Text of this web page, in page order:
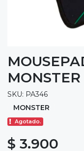
MONSTER
SKU: PA346
MONSTER
Agotado.
$ 3.900